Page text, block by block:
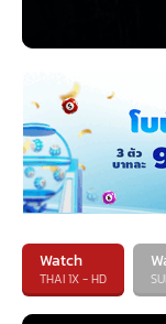
Watch
THAI 1X - HD